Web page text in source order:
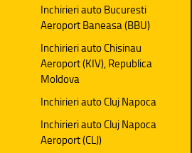
Inchirieri auto Bucuresti
Aeroport Baneasa (BBU)
Inchirieri auto Chisinau
Aeroport (KIV), Republica
Moldova
Inchirieri auto Cluj Napoca
Inchirieri auto Cluj Napoca
Aeroport (CLJ)